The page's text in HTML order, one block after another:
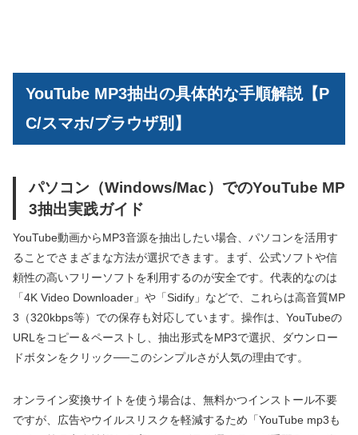
YouTube MP3抽出の具体的な手順解説【P
C/スマホ/ブラウザ別】
パソコン（Windows/Mac）でのYouTube MP
3抽出実践ガイド
YouTube動画からMP3音源を抽出したい場合、パソコンを活用す
ることでさまざまな方法が選択できます。まず、公式ソフトや信
頼性の高いフリーソフトを利用するのが安全です。代表的なのは
「4K Video Downloader」や「Sidify」などで、これらは高音質MP
3（320kbps等）での保存も対応しています。操作は、YouTubeの
URLをコピー＆ペーストし、抽出形式をMP3で選択、ダウンロー
ドボタンをクリック──このシンプルさが人気の理由です。
オンライン変換サイトを使う場合は、無料かつインストール不要
ですが、広告やウイルスリスクを軽減するため「YouTube mp3も